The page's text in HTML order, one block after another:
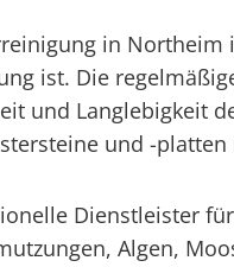
in Northeim
ist. Die
und Langlebigkeit
und -
Dienstleister
Algen,